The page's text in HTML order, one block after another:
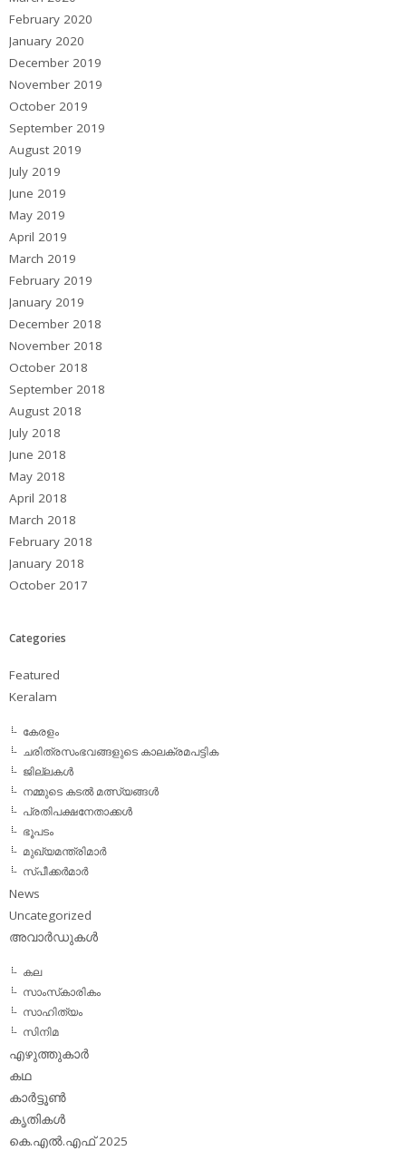
February 2020
January 2020
December 2019
November 2019
October 2019
September 2019
August 2019
July 2019
June 2019
May 2019
April 2019
March 2019
February 2019
January 2019
December 2018
November 2018
October 2018
September 2018
August 2018
July 2018
June 2018
May 2018
April 2018
March 2018
February 2018
January 2018
October 2017
Categories
Featured
Keralam
കേരളം
ചരിത്രസംഭവങ്ങളുടെ കാലക്രമപട്ടിക
ജില്ലകള്‍
നമ്മുടെ കടല്‍ മത്സ്യങ്ങള്‍
പ്രതിപക്ഷനേതാക്കള്‍
ഭൂപടം
മുഖ്യമന്ത്രിമാര്‍
സ്പീക്കര്‍മാര്‍
News
Uncategorized
അവാര്‍ഡുകള്‍
കല
സാംസ്‌കാരികം
സാഹിത്യം
സിനിമ
എഴുത്തുകാര്‍
കഥ
കാര്‍ട്ടൂണ്‍
കൃതികള്‍
കെ.എല്‍.എഫ് 2025